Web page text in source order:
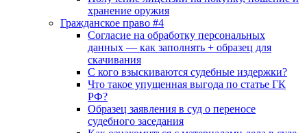
хранение оружия
Гражданское право #4
Согласие на обработку персональных
данных — как заполнять + образец для
скачивания
С кого взыскиваются судебные издержки?
Что такое упущенная выгода по статье ГК
РФ?
Образец заявления в суд о переносе
судебного заседания